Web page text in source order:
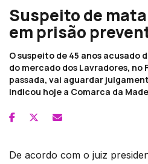
Suspeito de
em prisão
O suspeito de 45 anos acusado
do mercado dos Lavradores, no
passada, vai aguardar
indicou hoje a Comarca da
De acordo com o juiz